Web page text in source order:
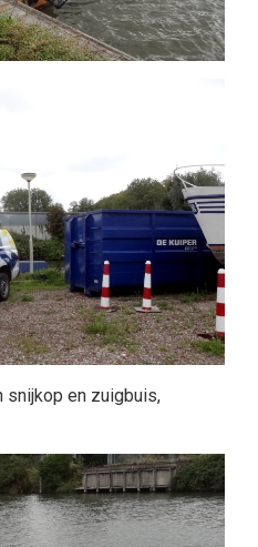
snijkop en zuigbuis,